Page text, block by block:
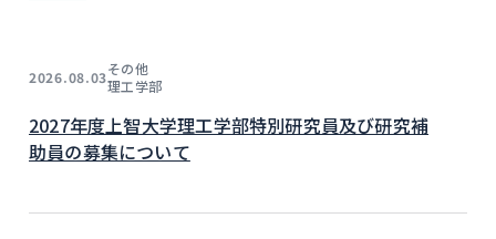
2026.08.03その他
理工学部
2027年度上智大学理工学部特別研究員及び研究補
助員の募集について